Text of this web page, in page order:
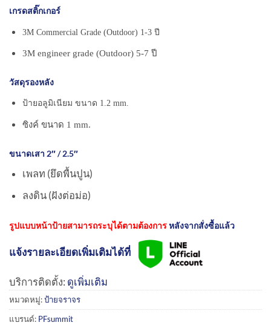
เกรดสติ๊กเกอร์
3M Commercial Grade (Outdoor) 1-3 ปี
3M engineer grade (Outdoor) 5-7 ปี
วัสดุรองหลัง
ป้ายอลูมิเนียม ขนาด 1.2 mm.
ซิงค์ ขนาด 1 mm.
ขนาดเสา 2″ / 2.5″
เพลท (ยึดพื้นปูน)
ลงดิน (ฝังต่อม่อ)
รูปแบบหน้าป้ายสามารถระบุได้ตามต้องการหลังจากสั่งซื้อแล้ว
แจ้งรายละเอียดเพิ่มเติมได้ที่
บริการติดตั้ง: ดูเพิ่มเติม
หมวดหมู่:ป้ายจราจร
แบรนด์: PFsummit